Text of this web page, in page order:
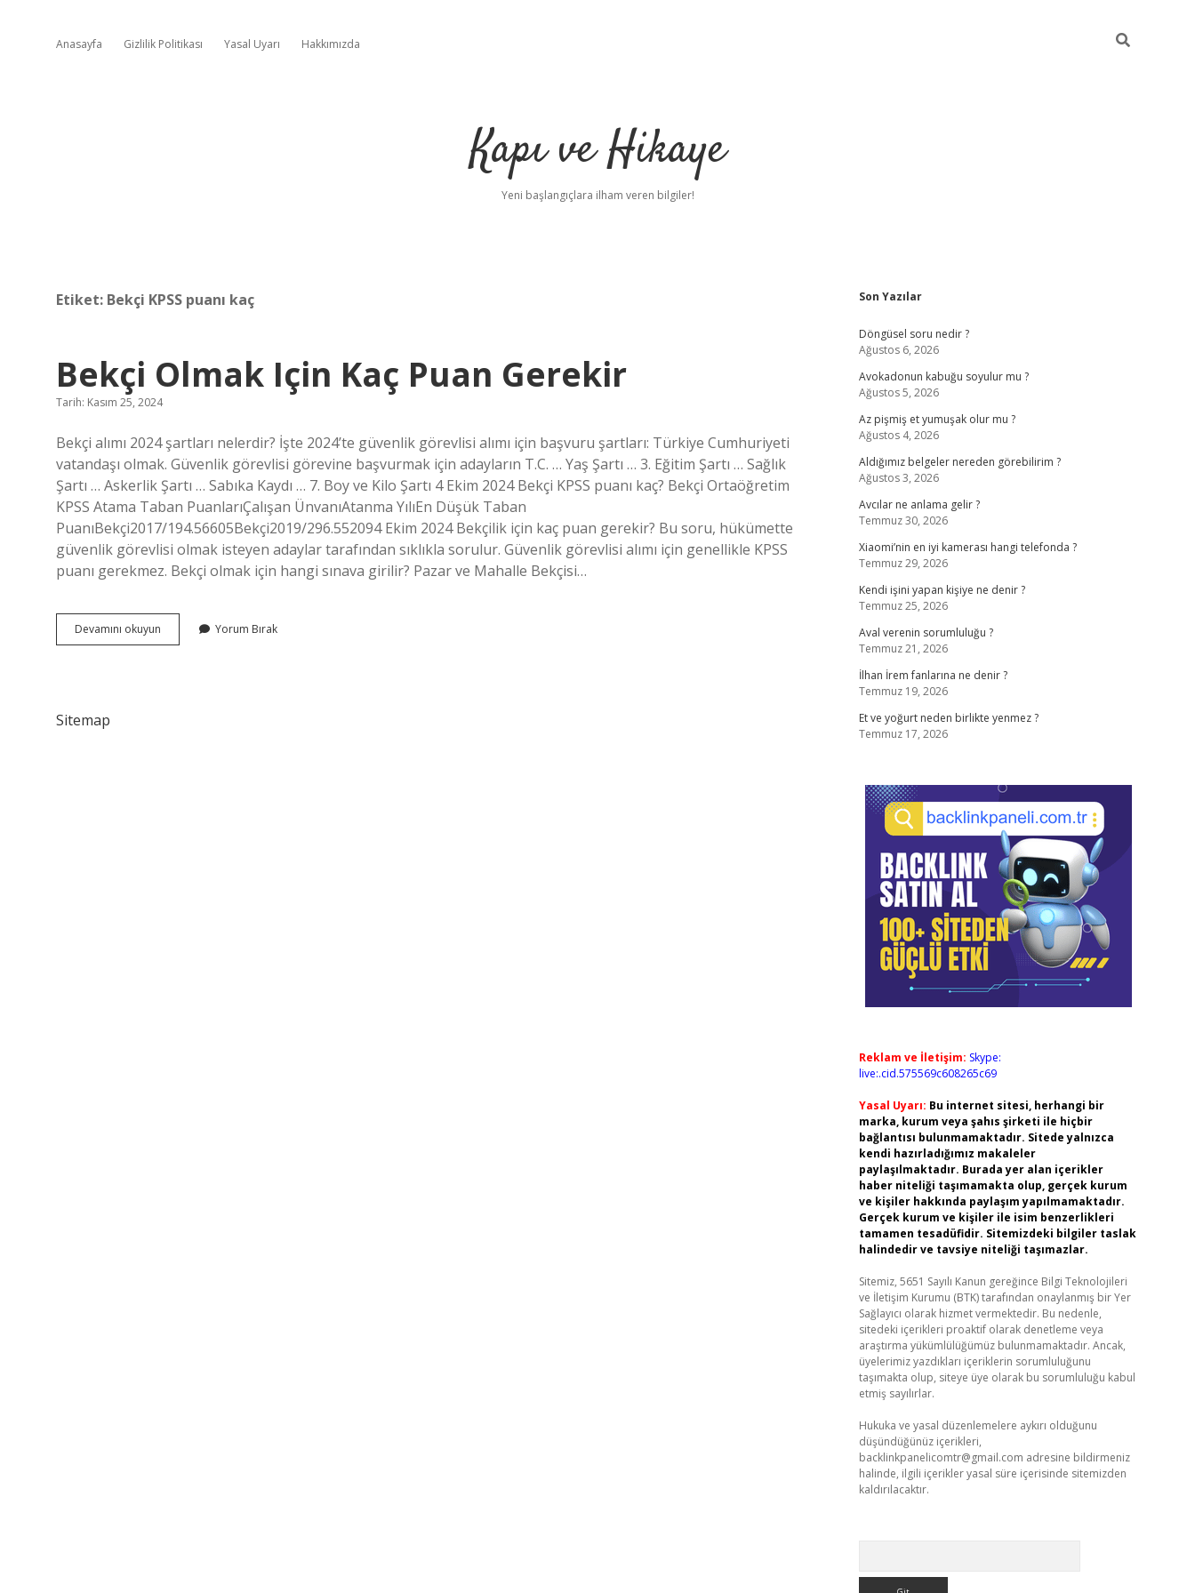
Anasayfa Gizlilik Politikası Yasal Uyarı Hakkımızda
Kapı ve Hikaye
Yeni başlangıçlara ilham veren bilgiler!
Etiket: Bekçi KPSS puanı kaç
Bekçi Olmak Için Kaç Puan Gerekir
Tarih: Kasım 25, 2024
Bekçi alımı 2024 şartları nelerdir? İşte 2024’te güvenlik görevlisi alımı için başvuru şartları: Türkiye Cumhuriyeti
vatandaşı olmak. Güvenlik görevlisi görevine başvurmak için adayların T.C. … Yaş Şartı … 3. Eğitim Şartı … Sağlık
Şartı … Askerlik Şartı … Sabıka Kaydı … 7. Boy ve Kilo Şartı 4 Ekim 2024 Bekçi KPSS puanı kaç? Bekçi Ortaöğretim
KPSS Atama Taban PuanlarıÇalışan ÜnvanıAtanma YılıEn Düşük Taban
PuanıBekçi2017/194.56605Bekçi2019/296.552094 Ekim 2024 Bekçilik için kaç puan gerekir? Bu soru, hükümette
güvenlik görevlisi olmak isteyen adaylar tarafından sıklıkla sorulur. Güvenlik görevlisi alımı için genellikle KPSS
puanı gerekmez. Bekçi olmak için hangi sınava girilir? Pazar ve Mahalle Bekçisi…
Devamını okuyun
Olmak
Yorum Bırak
Sitemap
Sidebar
Son Yazılar
Döngüsel soru nedir ?
Ağustos 6, 2026
Avokadonun kabuğu soyulur mu ?
Ağustos 5, 2026
Az pişmiş et yumuşak olur mu ?
Ağustos 4, 2026
Aldığımız belgeler nereden görebilirim ?
Ağustos 3, 2026
Avcılar ne anlama gelir ?
Temmuz 30, 2026
Xiaomi’nin en iyi kamerası hangi telefonda ?
Temmuz 29, 2026
Kendi işini yapan kişiye ne denir ?
Temmuz 25, 2026
Aval verenin sorumluluğu ?
Temmuz 21, 2026
İlhan İrem fanlarına ne denir ?
Temmuz 19, 2026
Et ve yoğurt neden birlikte yenmez ?
Temmuz 17, 2026
Reklam ve İletişim: Skype:
live:.cid.575569c608265c69
Yasal Uyarı: Bu internet sitesi, herhangi bir
marka, kurum veya şahıs şirketi ile hiçbir
bağlantısı bulunmamaktadır. Sitede yalnızca
kendi hazırladığımız makaleler
paylaşılmaktadır. Burada yer alan içerikler
haber niteliği taşımamakta olup, gerçek kurum
ve kişiler hakkında paylaşım yapılmamaktadır.
Gerçek kurum ve kişiler ile isim benzerlikleri
tamamen tesadüfidir. Sitemizdeki bilgiler taslak
halindedir ve tavsiye niteliği taşımazlar.
Sitemiz, 5651 Sayılı Kanun gereğince Bilgi Teknolojileri
ve İletişim Kurumu (BTK) tarafından onaylanmış bir Yer
Sağlayıcı olarak hizmet vermektedir. Bu nedenle,
sitedeki içerikleri proaktif olarak denetleme veya
araştırma yükümlülüğümüz bulunmamaktadır. Ancak,
üyelerimiz yazdıkları içeriklerin sorumluluğunu
taşımakta olup, siteye üye olarak bu sorumluluğu kabul
etmiş sayılırlar.
Hukuka ve yasal düzenlemelere aykırı olduğunu
düşündüğünüz içerikleri,
backlinkpanelicomtr@gmail.com adresine bildirmeniz
halinde, ilgili içerikler yasal süre içerisinde sitemizden
kaldırılacaktır.